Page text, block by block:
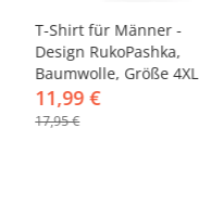
-33%
T-Shirt für Männer -
Design RukoPashka,
Baumwolle, Größe 4XL
11,99 €
17,95 €